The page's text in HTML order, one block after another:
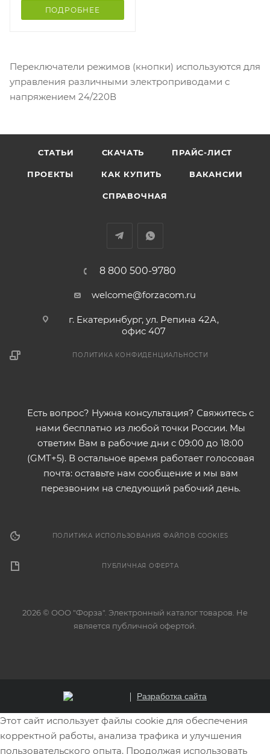
ПОДРОБНЕЕ
Переключатели режимов (кнопки) используются для
управления различными электроприводами с
напряжением 24/220В
СТАТЬИ СКАЧАТЬ ПРАЙС-ЛИСТ
ПРОЕКТЫ КАК КУПИТЬ ВАКАНСИИ
СПРАВОЧНАЯ
8 800 500-9780
welcome@forzacom.ru
г. Екатеринбург, ул. Репина 42А,
офис 407
ПОЛИТИКА КОНФИДЕНЦИАЛЬНОСТИ
Есть вопрос? Нужна консультация? Свяжитесь с
нами бесплатно из любой точки России. Мы
ответим Вам в рабочие дни с 09:00 до 18:00
(GMT+5). В остальное время работает голосовая
почта: оставьте нам сообщение и мы вам
перезвоним на следующий рабочий день.
ПОЛИТИКА ИСПОЛЬЗОВАНИЯ ФАЙЛОВ COOKIES
ПУБЛИЧНАЯ ОФЕРТА
2026 © ООО "Форза". Электронный каталог товаров. Не
является публичной офертой.
Разработка сайта
Этот сайт использует файлы cookie для обеспечения
корректной работы, анализа трафика и улучшения
пользовательского опыта. Продолжая использовать